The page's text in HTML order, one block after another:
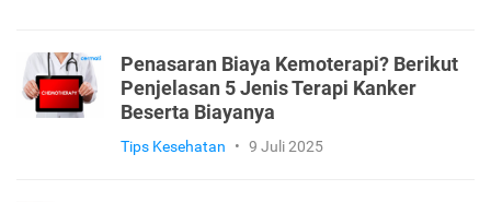
Penasaran Biaya Kemoterapi? Berikut
Penjelasan 5 Jenis Terapi Kanker
Beserta Biayanya
Tips Kesehatan • 9 Juli 2025